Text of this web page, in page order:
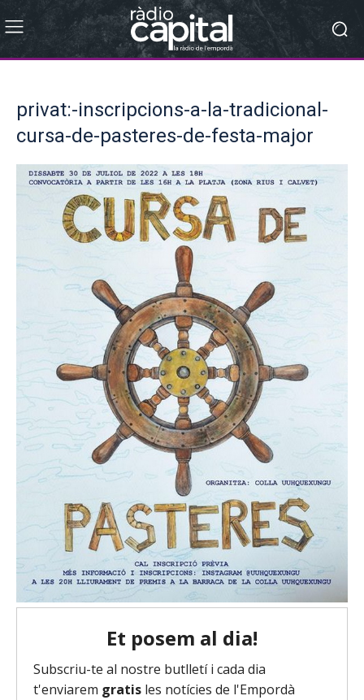
privat:-inscripcions-a-la-tradicional-
cursa-de-pasteres-de-festa-major